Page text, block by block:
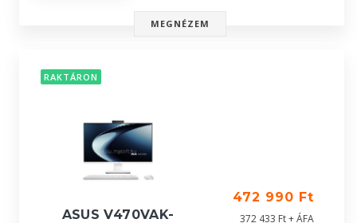
MEGNÉZEM
RAKTÁRON
ASUS V470VAK-
472 990 Ft
372 433 Ft + ÁFA